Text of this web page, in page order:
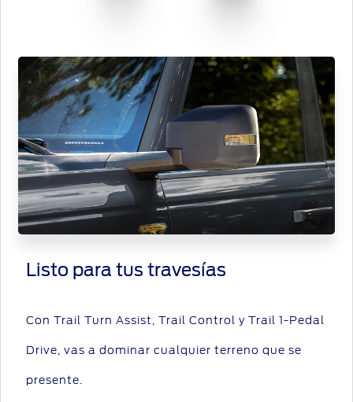
Listo para tus travesías
Con Trail Turn Assist, Trail Control y Trail 1-Pedal
Drive, vas a dominar cualquier terreno que se
presente.